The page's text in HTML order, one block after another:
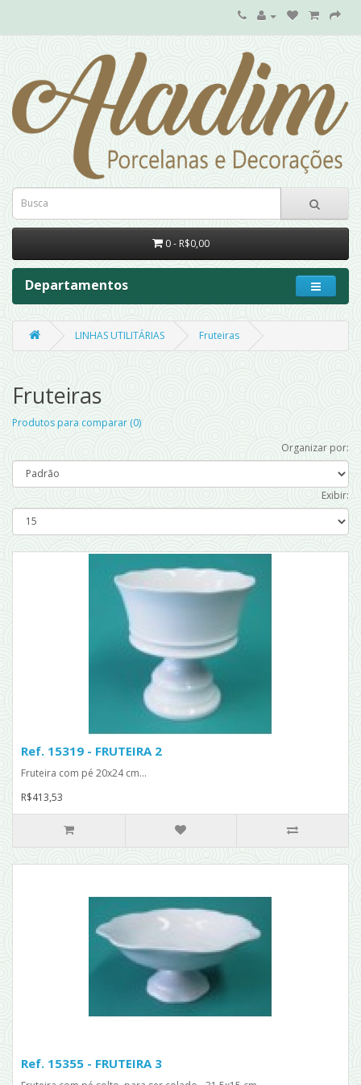
0 - R$0,00
Departamentos
LINHAS UTILITÁRIAS Fruteiras
Fruteiras
Produtos para comparar (0)
Organizar por:
Exibir:
Ref. 15319 - FRUTEIRA 2
Fruteira com pé 20x24 cm...
R$413,53
Ref. 15355 - FRUTEIRA 3